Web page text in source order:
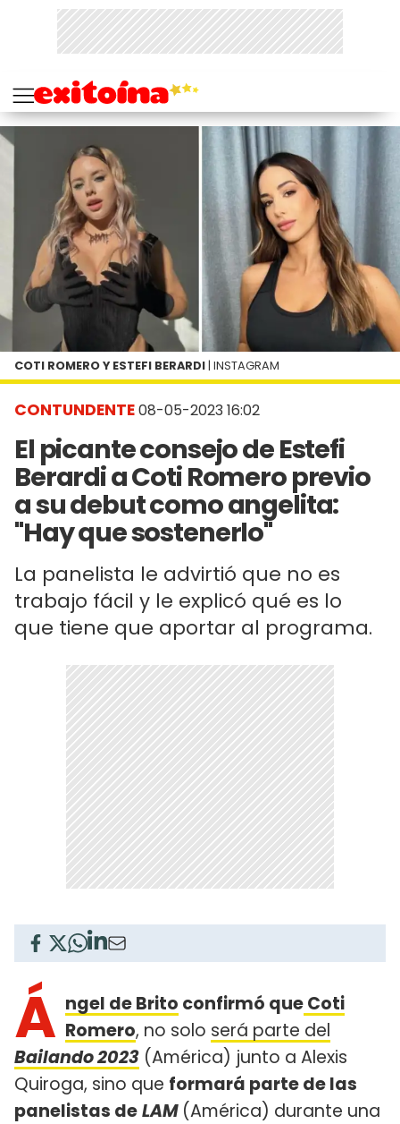
CONTUNDENTE08-05-2023 16:02
El picante consejo de Estefi
Berardi a Coti Romero previo
a su debut como angelita:
"Hay que sostenerlo"
La panelista le advirtió que no es
trabajo fácil y le explicó qué es lo
que tiene que aportar al programa.
COTI ROMERO Y ESTEFI BERARDI | INSTAGRAM
Á ngel de Brito confirmó queCoti
Romero, no solo será parte del
Bailando 2023 (América) junto a Alexis
Quiroga, sino que formará parte de las
panelistas deLAM (América) durante una